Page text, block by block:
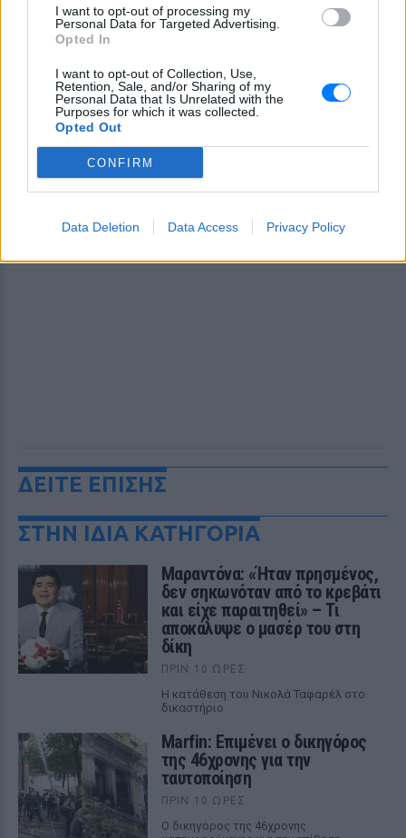
I want to opt-out of processing my
Personal Data for Targeted Advertising.
Opted In
I want to opt-out of Collection, Use,
Retention, Sale, and/or Sharing of my
Personal Data that Is Unrelated with the
Purposes for which it was collected.
Opted Out
CONFIRM
Data Deletion Data Access Privacy Policy
Ακολουθήστε το E-Radio.gr και στο Instagram
ΔΕΙΤΕ ΕΠΙΣΗΣ
ΣΤΗΝ ΙΔΙΑ ΚΑΤΗΓΟΡΙΑ
Μαραντόνα: «Ήταν πρησμένος,
δεν σηκωνόταν από το κρεβάτι
και είχε παραιτηθεί» – Τι
αποκάλυψε ο μασέρ του στη
δίκη
ΠΡΙΝ 10 ΏΡΕΣ
Η κατάθεση του Νικολά Ταφαρέλ στο
δικαστήριο
Marfin: Επιμένει ο δικηγόρος
της 46χρονης για την
ταυτοποίηση
ΠΡΙΝ 10 ΏΡΕΣ
Ο δικηγόρος της 46χρονης